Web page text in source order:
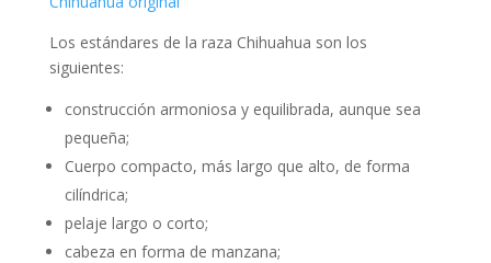
Los estándares de la raza Chihuahua son los
siguientes:
construcción armoniosa y equilibrada, aunque sea
pequeña;
Cuerpo compacto, más largo que alto, de forma
cilíndrica;
pelaje largo o corto;
cabeza en forma de manzana;